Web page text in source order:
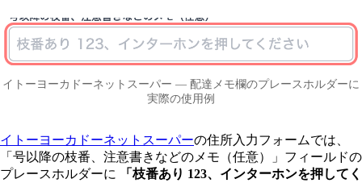
イトーヨーカドーネットスーパー — 配達メモ欄のプレースホルダーに
実際の使用例
イトーヨーカドーネットスーパーの住所入力フォームでは、
「号以降の枝番、注意書きなどのメモ（任意）」フィールドの
プレースホルダーに
「枝番あり 123、インターホンを押してく